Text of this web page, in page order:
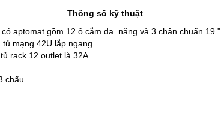
Thông số kỹ thuật
aptomat gồm 12 ổ cắm đa năng và 3 chân chuẩn 19 "
mạng 42U lắp ngang.
tủ rack 12 outlet là 32A
chấu